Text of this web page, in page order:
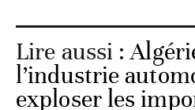
Lire aussi :
l’industrie
exploser les